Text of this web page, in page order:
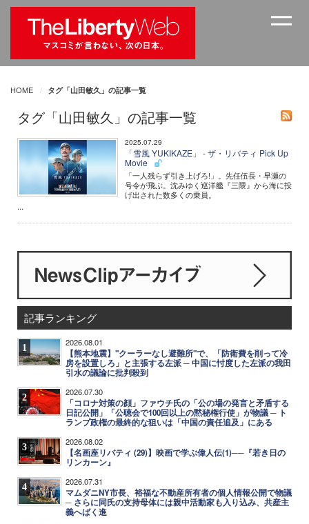
HOME タグ「山田敏久」の記事一覧
タグ「山田敏久」の記事一覧
2025.07.29
「雪風 YUKIKAZE」 - ザ・リバティ Pick Up
Movie
「一人残らず引き上げろ!」。先任伍長・早瀬の
号令が飛ぶ。沈みゆく巡洋艦『三隈』から海に投
げ出された数多くの乗員。
...
記事ランキング
1 2026.08.01
【熊本地震】"クーラーなし避難所"で、「防衛費を削って冷
房を設置しろ」と主張する左派 ─ 中国に忖度した左派の我田
引水の議論に批判殺到
2 2026.07.30
「コロナ対策の顔」ファウチ氏の「公の場の発言と矛盾する
日記公開」「公聴会で100回以上の黙秘権行使」が物議 ─ ト
ランプ政権の最終的な狙いは「中国の責任追及」にある
3 2026.08.02
【名画座リバティ (29)】映画で学ぶ偉人伝(1)──『若き日の
リンカーン』
4 2026.07.31
マムダニNY市長、裕福な不動産所有者の個人情報公開で物議
─ さらに同氏の支持母体には親中活動家も入り込み、共産主
義へばく進